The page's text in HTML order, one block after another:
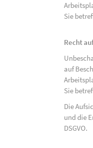
Sie
Recht
auf
Sie
Die
und die
DSGVO.